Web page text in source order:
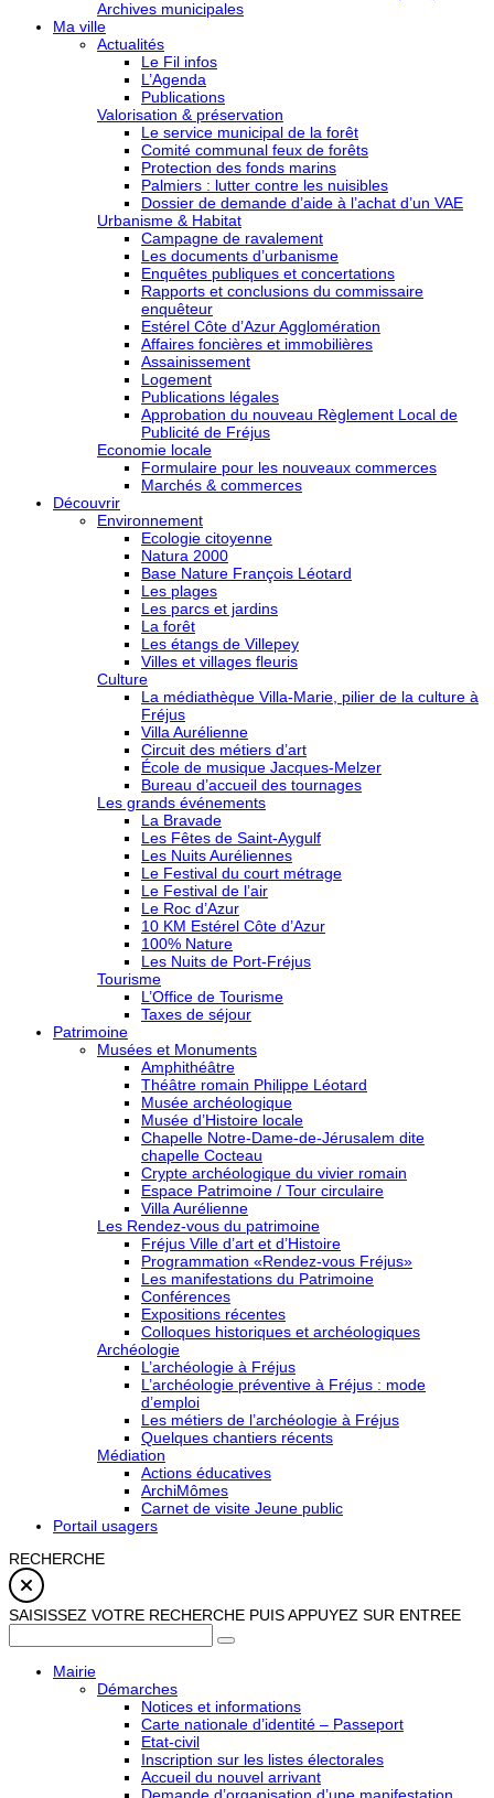
Archives municipales
Ma ville
Actualités
Le Fil infos
L’Agenda
Publications
Valorisation & préservation
Le service municipal de la forêt
Comité communal feux de forêts
Protection des fonds marins
Palmiers : lutter contre les nuisibles
Dossier de demande d’aide à l’achat d’un VAE
Urbanisme & Habitat
Campagne de ravalement
Les documents d’urbanisme
Enquêtes publiques et concertations
Rapports et conclusions du commissaire
enquêteur
Estérel Côte d’Azur Agglomération
Affaires foncières et immobilières
Assainissement
Logement
Publications légales
Approbation du nouveau Règlement Local de
Publicité de Fréjus
Economie locale
Formulaire pour les nouveaux commerces
Marchés & commerces
Découvrir
Environnement
Ecologie citoyenne
Natura 2000
Base Nature François Léotard
Les plages
Les parcs et jardins
La forêt
Les étangs de Villepey
Villes et villages fleuris
Culture
La médiathèque Villa-Marie, pilier de la culture à
Fréjus
Villa Aurélienne
Circuit des métiers d’art
École de musique Jacques-Melzer
Bureau d’accueil des tournages
Les grands événements
La Bravade
Les Fêtes de Saint-Aygulf
Les Nuits Auréliennes
Le Festival du court métrage
Le Festival de l’air
Le Roc d’Azur
10 KM Estérel Côte d’Azur
100% Nature
Les Nuits de Port-Fréjus
Tourisme
L’Office de Tourisme
Taxes de séjour
Patrimoine
Musées et Monuments
Amphithéâtre
Théâtre romain Philippe Léotard
Musée archéologique
Musée d’Histoire locale
Chapelle Notre-Dame-de-Jérusalem dite
chapelle Cocteau
Crypte archéologique du vivier romain
Espace Patrimoine / Tour circulaire
Villa Aurélienne
Les Rendez-vous du patrimoine
Fréjus Ville d’art et d’Histoire
Programmation «Rendez-vous Fréjus»
Les manifestations du Patrimoine
Conférences
Expositions récentes
Colloques historiques et archéologiques
Archéologie
L’archéologie à Fréjus
L’archéologie préventive à Fréjus : mode
d’emploi
Les métiers de l’archéologie à Fréjus
Quelques chantiers récents
Médiation
Actions éducatives
ArchiMômes
Carnet de visite Jeune public
Portail usagers
RECHERCHE
SAISISSEZ VOTRE RECHERCHE PUIS APPUYEZ SUR ENTREE
Mairie
Démarches
Notices et informations
Carte nationale d’identité – Passeport
Etat-civil
Inscription sur les listes électorales
Accueil du nouvel arrivant